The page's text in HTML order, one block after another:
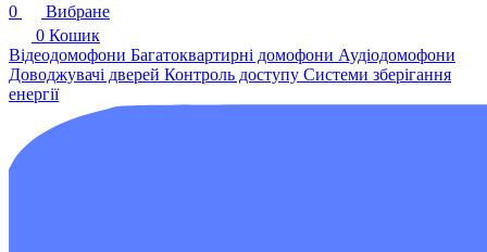
0
Вибране
0 Кошик
Відеодомофони Багатоквартирні домофони Аудіодомофони
Доводжувачі дверей Контроль доступу Системи зберігання
енергії